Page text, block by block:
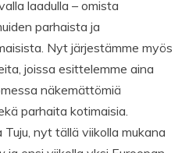
laadulla – omista
parhaista ja
Nyt järjestämme myös
joissa esittelemme aina
näkemättömiä
parhaita kotimaisia.
nyt tällä viikolla mukana